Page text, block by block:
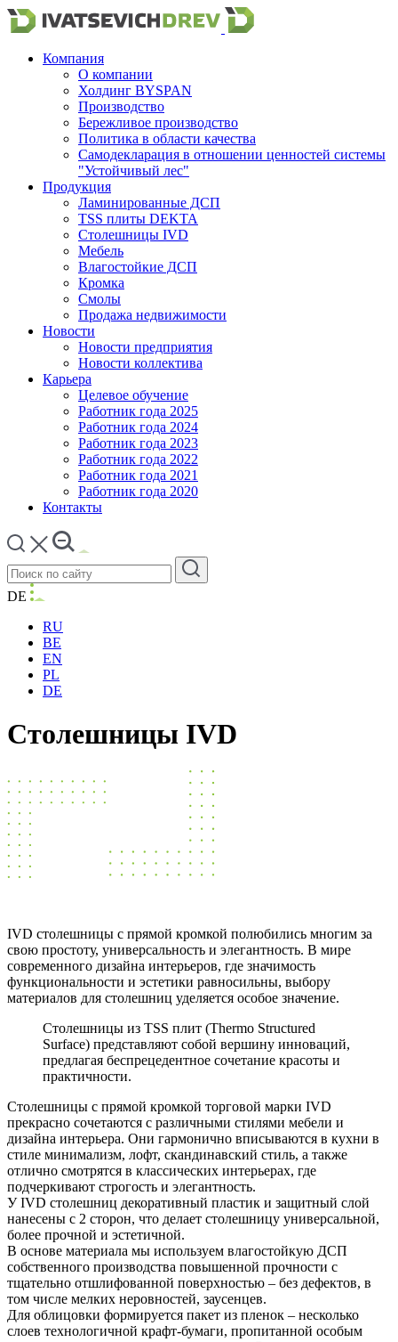
Компания
О компании
Холдинг BYSPAN
Производство
Бережливое производство
Политика в области качества
Самодекларация в отношении ценностей системы
"Устойчивый лес"
Продукция
Ламинированные ДСП
TSS плиты DEKTA
Столешницы IVD
Мебель
Влагостойкие ДСП
Кромка
Смолы
Продажа недвижимости
Новости
Новости предприятия
Новости коллектива
Карьера
Целевое обучение
Работник года 2025
Работник года 2024
Работник года 2023
Работник года 2022
Работник года 2021
Работник года 2020
Контакты
DE
RU
BE
EN
PL
DE
Столешницы IVD
IVD cтолешницы с прямой кромкой полюбились многим за
свою простоту, универсальность и элегантность. В мире
современного дизайна интерьеров, где значимость
функциональности и эстетики равносильны, выбору
материалов для столешниц уделяется особое значение.
Столешницы из TSS плит (Thermo Structured
Surface) представляют собой вершину инноваций,
предлагая беспрецедентное сочетание красоты и
практичности.
Столешницы с прямой кромкой торговой марки IVD
прекрасно сочетаются с различными стилями мебели и
дизайна интерьера. Они гармонично вписываются в кухни в
стиле минимализм, лофт, скандинавский стиль, а также
отлично смотрятся в классических интерьерах, где
подчеркивают строгость и элегантность.
У IVD столешниц декоративный пластик и защитный слой
нанесены с 2 сторон, что делает столешницу универсальной,
более прочной и эстетичной.
В основе материала мы используем влагостойкую ДСП
собственного производства повышенной прочности с
тщательно отшлифованной поверхностью – без дефектов, в
том числе мелких неровностей, заусенцев.
Для облицовки формируется пакет из пленок – несколько
слоев технологичной крафт-бумаги, пропитанной особым